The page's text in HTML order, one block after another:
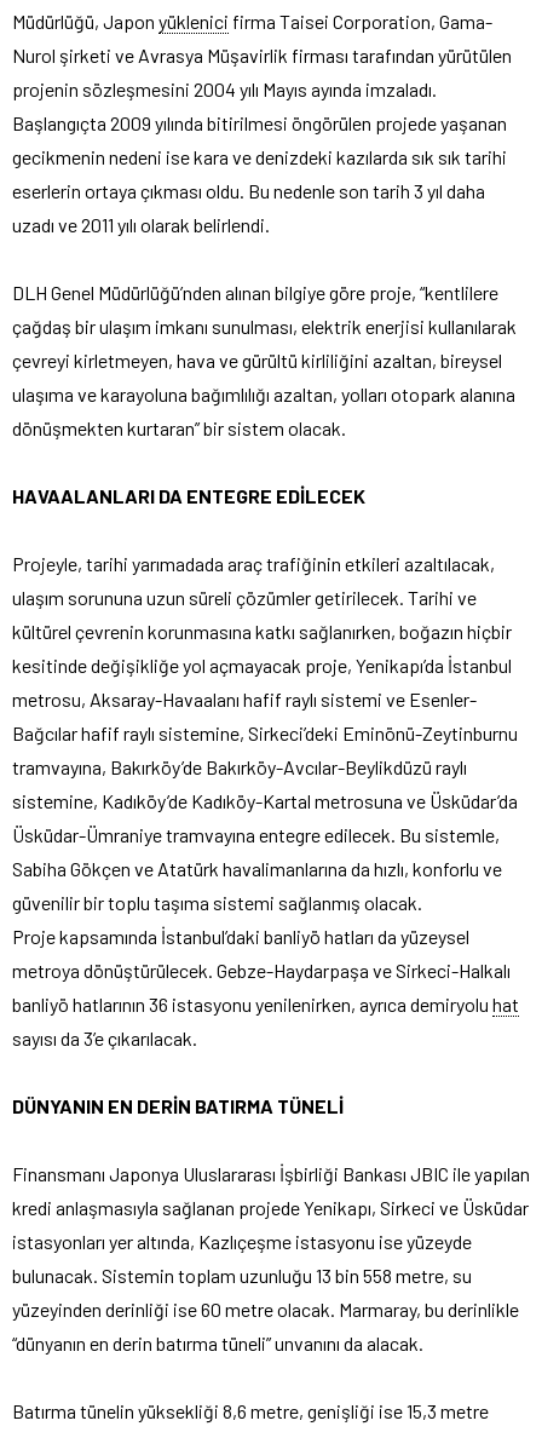
Müdürlüğü, Japon yüklenici firma Taisei Corporation, Gama-
Nurol şirketi ve Avrasya Müşavirlik firması tarafından yürütülen
projenin sözleşmesini 2004 yılı Mayıs ayında imzaladı.
Başlangıçta 2009 yılında bitirilmesi öngörülen projede yaşanan
gecikmenin nedeni ise kara ve denizdeki kazılarda sık sık tarihi
eserlerin ortaya çıkması oldu. Bu nedenle son tarih 3 yıl daha
uzadı ve 2011 yılı olarak belirlendi.
DLH Genel Müdürlüğü’nden alınan bilgiye göre proje, “kentlilere
çağdaş bir ulaşım imkanı sunulması, elektrik enerjisi kullanılarak
çevreyi kirletmeyen, hava ve gürültü kirliliğini azaltan, bireysel
ulaşıma ve karayoluna bağımlılığı azaltan, yolları otopark alanına
dönüşmekten kurtaran” bir sistem olacak.
HAVAALANLARI DA ENTEGRE EDİLECEK
Projeyle, tarihi yarımadada araç trafiğinin etkileri azaltılacak,
ulaşım sorununa uzun süreli çözümler getirilecek. Tarihi ve
kültürel çevrenin korunmasına katkı sağlanırken, boğazın hiçbir
kesitinde değişikliğe yol açmayacak proje, Yenikapı’da İstanbul
metrosu, Aksaray-Havaalanı hafif raylı sistemi ve Esenler-
Bağcılar hafif raylı sistemine, Sirkeci’deki Eminönü-Zeytinburnu
tramvayına, Bakırköy’de Bakırköy-Avcılar-Beylikdüzü raylı
sistemine, Kadıköy’de Kadıköy-Kartal metrosuna ve Üsküdar’da
Üsküdar-Ümraniye tramvayına entegre edilecek. Bu sistemle,
Sabiha Gökçen ve Atatürk havalimanlarına da hızlı, konforlu ve
güvenilir bir toplu taşıma sistemi sağlanmış olacak.
Proje kapsamında İstanbul’daki banliyö hatları da yüzeysel
metroya dönüştürülecek. Gebze-Haydarpaşa ve Sirkeci-Halkalı
banliyö hatlarının 36 istasyonu yenilenirken, ayrıca demiryolu hat
sayısı da 3’e çıkarılacak.
DÜNYANIN EN DERİN BATIRMA TÜNELİ
Finansmanı Japonya Uluslararası İşbirliği Bankası JBIC ile yapılan
kredi anlaşmasıyla sağlanan projede Yenikapı, Sirkeci ve Üsküdar
istasyonları yer altında, Kazlıçeşme istasyonu ise yüzeyde
bulunacak. Sistemin toplam uzunluğu 13 bin 558 metre, su
yüzeyinden derinliği ise 60 metre olacak. Marmaray, bu derinlikle
“dünyanın en derin batırma tüneli” unvanını da alacak.
Batırma tünelin yüksekliği 8,6 metre, genişliği ise 15,3 metre